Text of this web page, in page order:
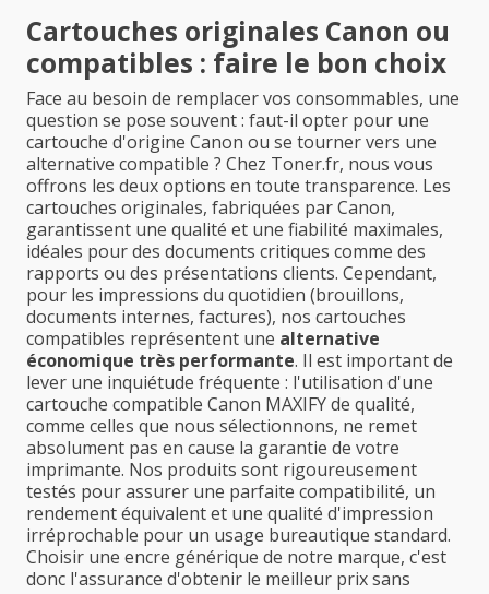
Cartouches originales Canon ou
compatibles : faire le bon choix
Face au besoin de remplacer vos consommables, une
question se pose souvent : faut-il opter pour une
cartouche d'origine Canon ou se tourner vers une
alternative compatible ? Chez Toner.fr, nous vous
offrons les deux options en toute transparence. Les
cartouches originales, fabriquées par Canon,
garantissent une qualité et une fiabilité maximales,
idéales pour des documents critiques comme des
rapports ou des présentations clients. Cependant,
pour les impressions du quotidien (brouillons,
documents internes, factures), nos cartouches
compatibles représentent une alternative
économique très performante. Il est important de
lever une inquiétude fréquente : l'utilisation d'une
cartouche compatible Canon MAXIFY de qualité,
comme celles que nous sélectionnons, ne remet
absolument pas en cause la garantie de votre
imprimante. Nos produits sont rigoureusement
testés pour assurer une parfaite compatibilité, un
rendement équivalent et une qualité d'impression
irréprochable pour un usage bureautique standard.
Choisir une encre générique de notre marque, c'est
donc l'assurance d'obtenir le meilleur prix sans